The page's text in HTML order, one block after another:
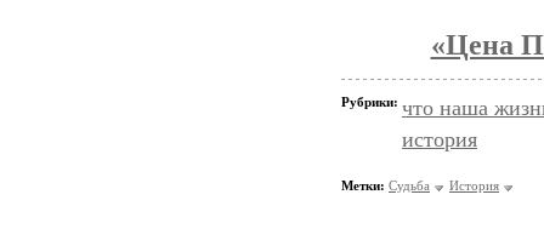
«Цена
Рубрики: что наша
история
Метки: Судьба История